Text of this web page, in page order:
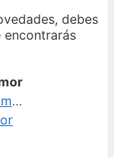
debes
encontrarás
https://www.facebook.com/PerfumeriasPrimor